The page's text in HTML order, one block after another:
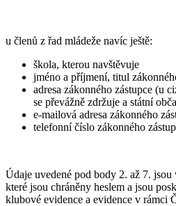
u členů z řad mládeže navíc ještě:
škola, kterou navštěvuje
jméno a příjmení, titul
adresa zákonného zástupce (u
se převážně zdržuje a státní
e-mailová adresa zákonného
telefonní číslo zákonného
Údaje uvedené pod body 2. až 7.
které jsou chráněny heslem a jsou
klubové evidence a evidence v rámci